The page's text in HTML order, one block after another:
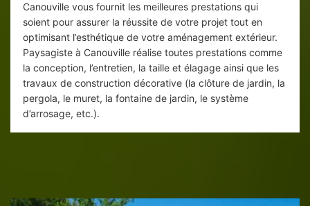
Canouville vous fournit les meilleures prestations qui
soient pour assurer la réussite de votre projet tout en
optimisant l’esthétique de votre aménagement extérieur.
Paysagiste à Canouville réalise toutes prestations comme
la conception, l’entretien, la taille et élagage ainsi que les
travaux de construction décorative (la clôture de jardin, la
pergola, le muret, la fontaine de jardin, le système
d’arrosage, etc.).